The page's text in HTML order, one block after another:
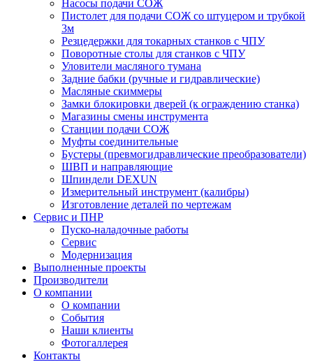
Насосы подачи СОЖ
Пистолет для подачи СОЖ со штуцером и трубкой
3м
Резцедержки для токарных станков с ЧПУ
Поворотные столы для станков с ЧПУ
Уловители масляного тумана
Задние бабки (ручные и гидравлические)
Масляные скиммеры
Замки блокировки дверей (к ограждению станка)
Магазины смены инструмента
Станции подачи СОЖ
Муфты соединительные
Бустеры (превмогидравлические преобразователи)
ШВП и направляющие
Шпиндели DEXUN
Измерительный инструмент (калибры)
Изготовление деталей по чертежам
Сервис и ПНР
Пуско-наладочные работы
Сервис
Модернизация
Выполненные проекты
Производители
О компании
О компании
События
Наши клиенты
Фотогаллерея
Контакты